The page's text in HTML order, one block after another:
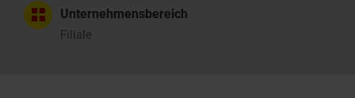
Unternehmensbereich
Filiale